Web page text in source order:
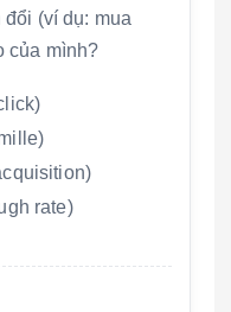
(ví dụ: mua
của mình?
rate)